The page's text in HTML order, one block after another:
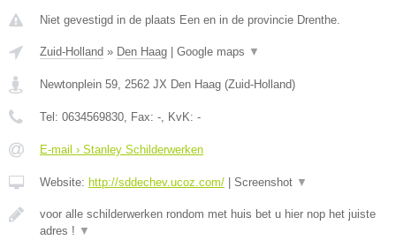
Niet gevestigd in de plaats Een en in de provincie Drenthe.
Zuid-Holland » Den Haag Google maps ▼
Newtonplein 59, 2562 JX Den Haag (Zuid-Holland)
Tel: 0634569830, Fax: -, KvK: -
E-mail › Stanley Schilderwerken
Website: http://sddechev.ucoz.com/ Screenshot ▼
voor alle schilderwerken rondom met huis bet u hier nop het juiste
adres ! ▼